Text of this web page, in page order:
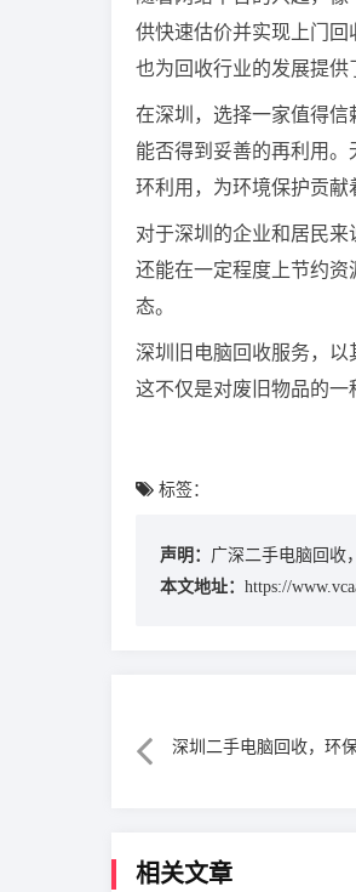
供快速估价并实现上门回
也为回收行业的发展提供
在深圳，选择一家值得
能否得到妥善的再利用
环利用，为环境保护贡献
对于深圳的企业和居民来
还能在一定程度上节约
态。
深圳旧电脑回收服务，以
这不仅是对废旧物品的一
标签：
声明： 广深二手电脑回收
本文地址： https://
深圳二手电脑回收，环
相关文章